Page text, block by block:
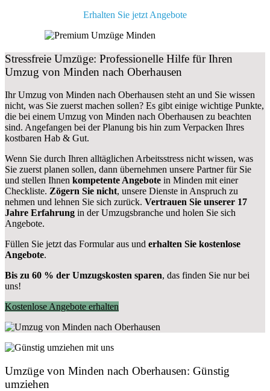
Erhalten Sie jetzt Angebote
Stressfreie Umzüge: Professionelle Hilfe für Ihren
Umzug von Minden nach Oberhausen
Ihr Umzug von Minden nach Oberhausen steht an und Sie wissen
nicht, was Sie zuerst machen sollen? Es gibt einige wichtige Punkte,
die bei einem Umzug von Minden nach Oberhausen zu beachten
sind. Angefangen bei der Planung bis hin zum Verpacken Ihres
kostbaren Hab & Gut.
Wenn Sie durch Ihren alltäglichen Arbeitsstress nicht wissen, was
Sie zuerst planen sollen, dann übernehmen unsere Partner für Sie
und stellen Ihnen kompetente Angebote in Minden mit einer
Checkliste. Zögern Sie nicht, unsere Dienste in Anspruch zu
nehmen und lehnen Sie sich zurück. Vertrauen Sie unserer 17
Jahre Erfahrung in der Umzugsbranche und holen Sie sich
Angebote.
Füllen Sie jetzt das Formular aus und erhalten Sie kostenlose
Angebote.
Bis zu 60 % der Umzugskosten sparen, das finden Sie nur bei
uns!
Kostenlose Angebote erhalten
Umzüge von Minden nach Oberhausen: Günstig
umziehen